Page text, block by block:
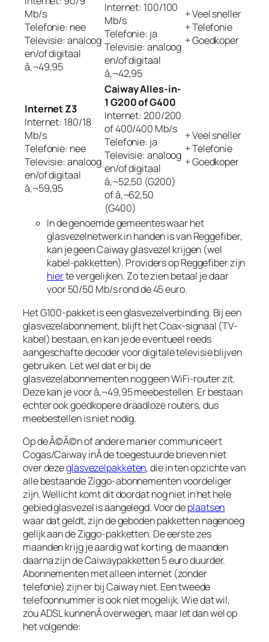
Mb/s
Telefonie: nee
Televisie: analoog
en/of digitaal
â‚¬49,95
Internet: 100/100
Mb/s
Telefonie: ja
Televisie: analoog
en/of digitaal
â‚¬42,95
+ Veel sneller
+ Telefonie
+ Goedkoper
Internet Z3
Internet: 180/18
Mb/s
Telefonie: nee
Televisie: analoog
en/of digitaal
â‚¬59,95
Caiway Alles-in-
1 G200 of G400
Internet: 200/200
of 400/400 Mb/s
Telefonie: ja
Televisie: analoog
en/of digitaal
â‚¬52,50 (G200)
of â‚¬62,50
(G400)
+ Veel sneller
+ Telefonie
+ Goedkoper
In de genoemde gemeentes waar het
glasvezelnetwerk in handen is van Reggefiber,
kan je geen Caiway glasvezel krijgen (wel
kabel-pakketten). Providers op Reggefiber zijn
hierte vergelijken. Zo te zien betaal je daar
voor 50/50 Mb/s rond de 45 euro.
Het G100-pakket is een glasvezelverbinding. Bij een
glasvezelabonnement, blijft het Coax-signaal (TV-
kabel) bestaan, en kan je de eventueel reeds
aangeschafte decoder voor digitale televisie blijven
gebruiken. Let wel dat er bij de
glasvezelabonnementen nog geen WiFi-router zit.
Deze kan je voor â‚¬49,95 meebestellen. Er bestaan
echter ook goedkopere draadloze routers, dus
meebestellen is niet nodig.
Op de Ã©Ã©n of andere manier communiceert
Cogas/Caiway inÂ de toegestuurde brieven niet
over dezeglasvezelpakketen, die in ten opzichte van
alle bestaande Ziggo-abonnementen voordeliger
zijn. Wellicht komt dit doordat nog niet in het hele
gebied glasvezel is aangelegd. Voor deplaatsen
waar dat geldt, zijn de geboden pakketten nagenoeg
gelijk aan de Ziggo-pakketten. De eerste zes
maanden krijg je aardig wat korting, de maanden
daarna zijn de Caiwaypakketten 5 euro duurder.
Abonnementen met alleen internet (zonder
telefonie) zijn er bij Caiway niet. Een tweede
telefoonnummer is ook niet mogelijk. Wie dat wil,
zou ADSL kunnenÂ overwegen, maar let dan wel op
het volgende: